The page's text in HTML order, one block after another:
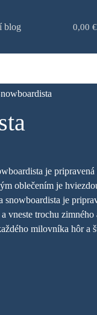
blog 0,00 €
je pripravená
oblečením je
je
vneste trochu
milovníka hôr a